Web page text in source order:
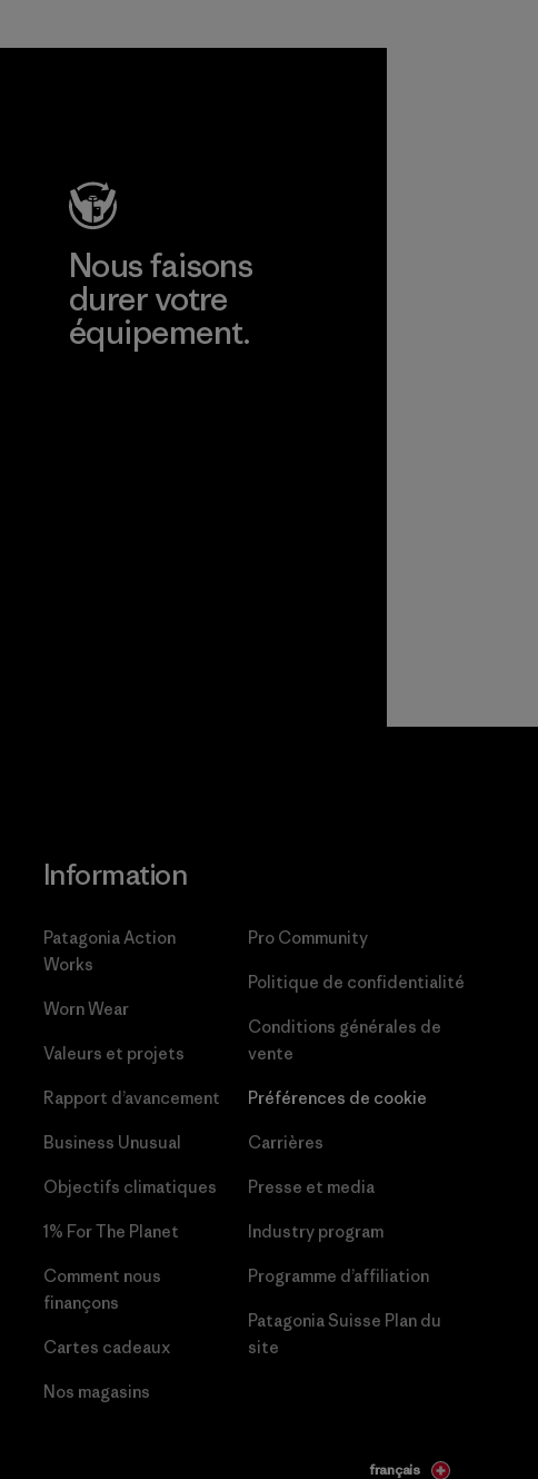
Nous faisons
durer votre
équipement.
Information
Patagonia Action
Works
Worn Wear
Valeurs et projets
Rapport d’avancement
Business Unusual
Objectifs climatiques
1% For The Planet
Comment nous
finançons
Cartes cadeaux
Nos magasins
Pro Community
Politique de confidentialité
Conditions générales de
vente
Préférences de cookie
Carrières
Presse et media
Industry program
Programme d’affiliation
Patagonia Suisse Plan du
site
français